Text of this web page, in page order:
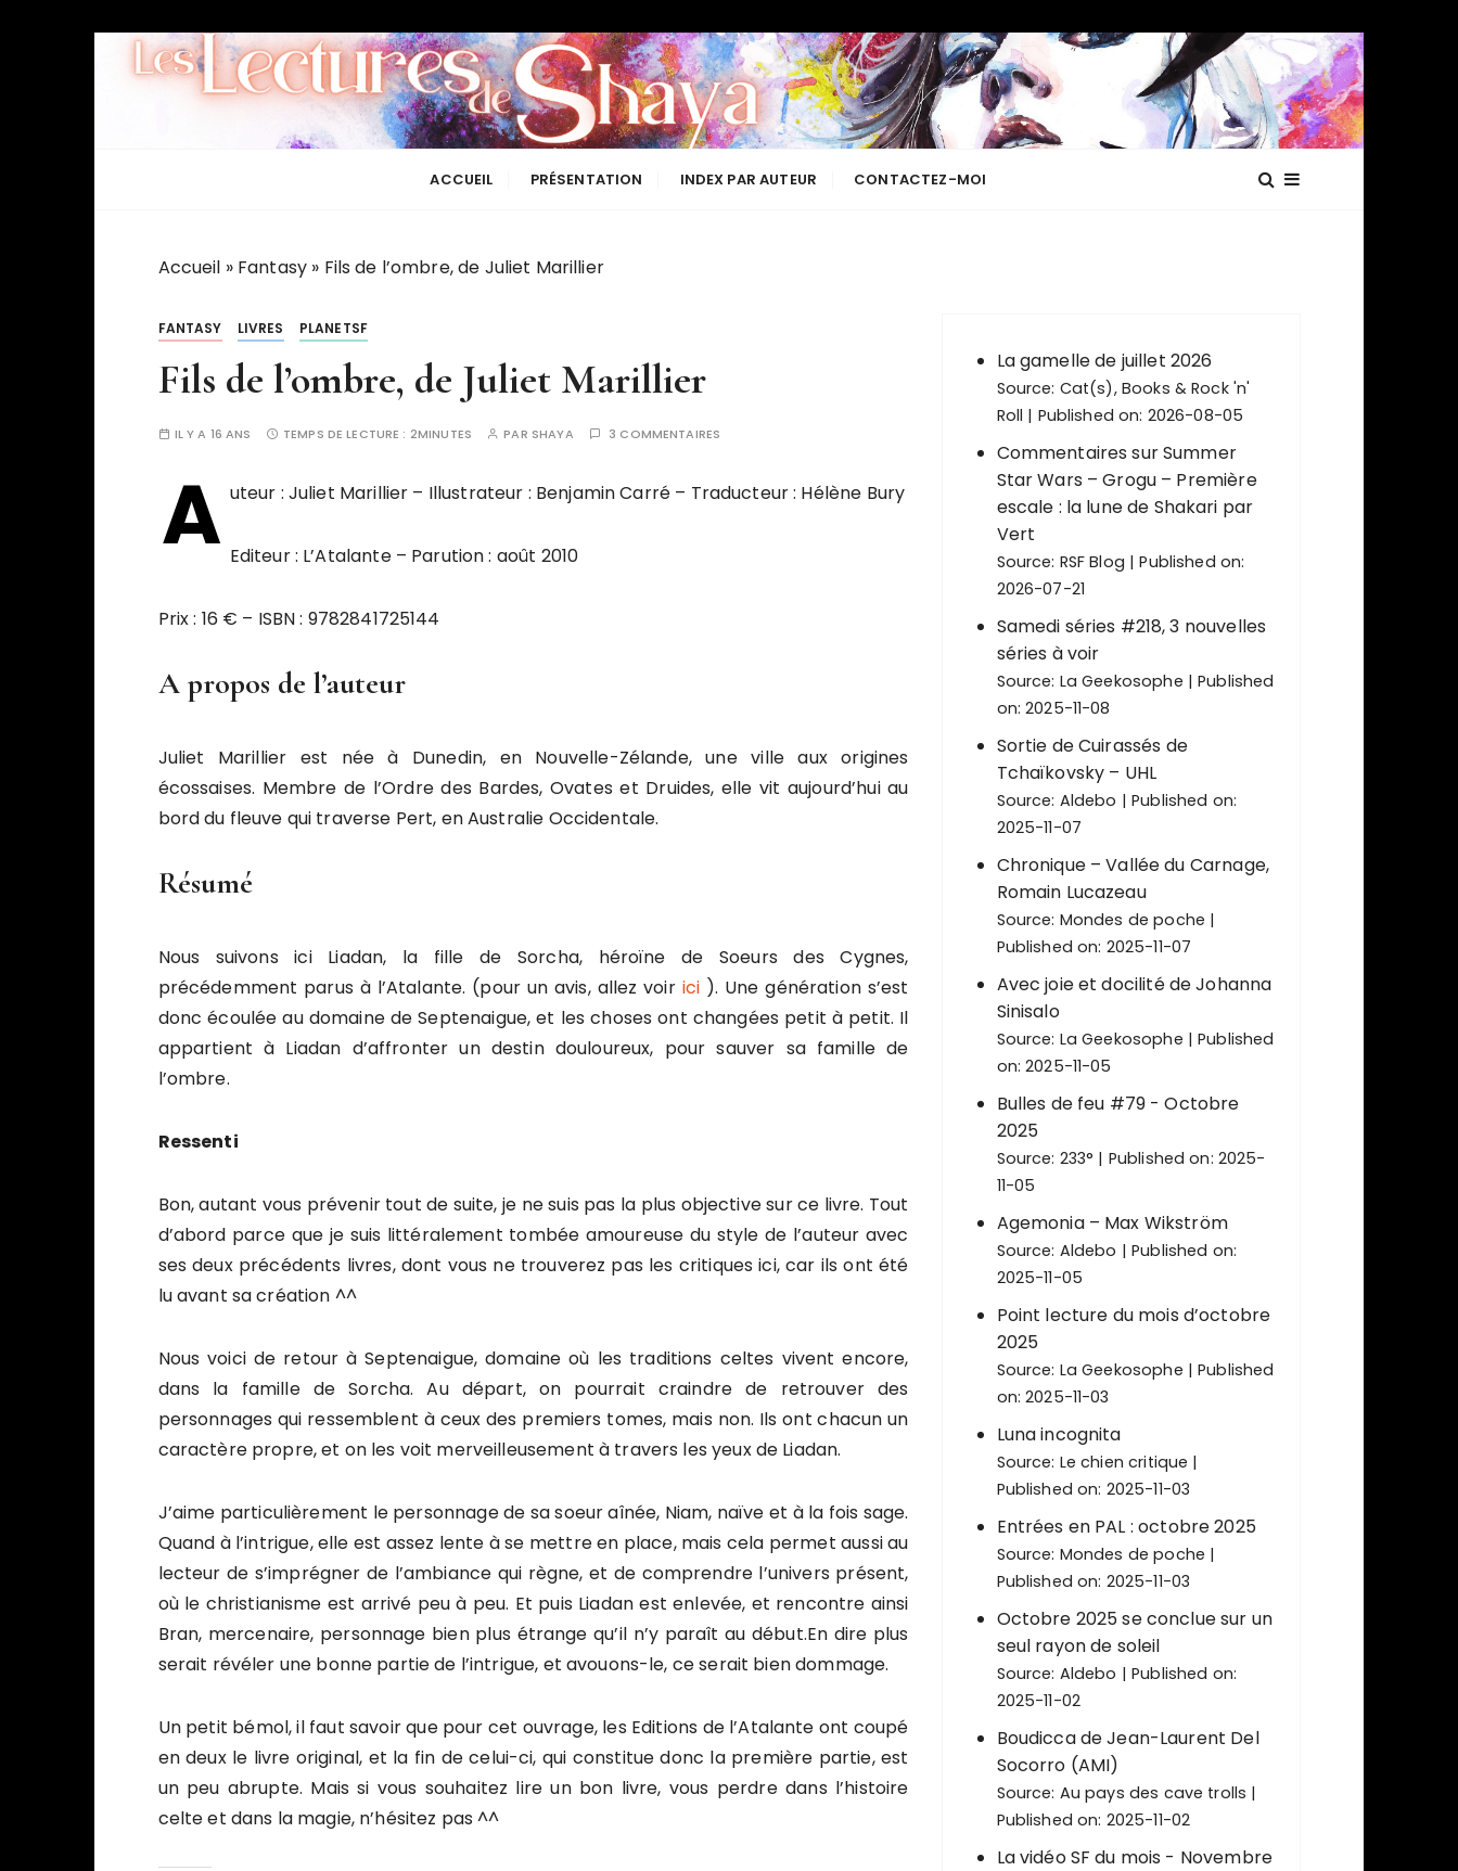
Les lectures de Shaya
ACCUEIL PRÉSENTATION INDEX PAR AUTEUR CONTACTEZ-MOI
Accueil » Fantasy » Fils de l’ombre, de Juliet Marillier
FANTASY LIVRES PLANETSF
Fils de l’ombre, de Juliet Marillier
IL Y A 16 ANS TEMPS DE LECTURE : 2MINUTES PAR SHAYA 3 COMMENTAIRES
A uteur : Juliet Marillier – Illustrateur : Benjamin Carré – Traducteur : Hélène Bury
Editeur : L’Atalante – Parution : août 2010
Prix : 16 € – ISBN : 9782841725144
A propos de l’auteur
Juliet Marillier est née à Dunedin, en Nouvelle-Zélande, une ville aux origines
écossaises. Membre de l’Ordre des Bardes, Ovates et Druides, elle vit aujourd’hui au
bord du fleuve qui traverse Pert, en Australie Occidentale.
Résumé
Nous suivons ici Liadan, la fille de Sorcha, héroïne de Soeurs des Cygnes,
précédemment parus à l’Atalante. (pour un avis, allez voirici ). Une génération s’est
donc écoulée au domaine de Septenaigue, et les choses ont changées petit à petit. Il
appartient à Liadan d’affronter un destin douloureux, pour sauver sa famille de
l’ombre.
Ressenti
Bon, autant vous prévenir tout de suite, je ne suis pas la plus objective sur ce livre. Tout
d’abord parce que je suis littéralement tombée amoureuse du style de l’auteur avec
ses deux précédents livres, dont vous ne trouverez pas les critiques ici, car ils ont été
lu avant sa création ^^
Nous voici de retour à Septenaigue, domaine où les traditions celtes vivent encore,
dans la famille de Sorcha. Au départ, on pourrait craindre de retrouver des
personnages qui ressemblent à ceux des premiers tomes, mais non. Ils ont chacun un
caractère propre, et on les voit merveilleusement à travers les yeux de Liadan.
J’aime particulièrement le personnage de sa soeur aînée, Niam, naïve et à la fois sage.
Quand à l’intrigue, elle est assez lente à se mettre en place, mais cela permet aussi au
lecteur de s’imprégner de l’ambiance qui règne, et de comprendre l’univers présent,
où le christianisme est arrivé peu à peu. Et puis Liadan est enlevée, et rencontre ainsi
Bran, mercenaire, personnage bien plus étrange qu’il n’y paraît au début.En dire plus
serait révéler une bonne partie de l’intrigue, et avouons-le, ce serait bien dommage.
Un petit bémol, il faut savoir que pour cet ouvrage, les Editions de l’Atalante ont coupé
en deux le livre original, et la fin de celui-ci, qui constitue donc la première partie, est
un peu abrupte. Mais si vous souhaitez lire un bon livre, vous perdre dans l’histoire
celte et dans la magie, n’hésitez pas ^^
La gamelle de juillet 2026
Source: Cat(s), Books & Rock 'n'
Roll
Published on: 2026-08-05
Commentaires sur Summer
Star Wars – Grogu – Première
escale : la lune de Shakari par
Vert
Source: RSF Blog
Published on:
2026-07-21
Samedi séries #218, 3 nouvelles
séries à voir
Source: La Geekosophe
Published
on: 2025-11-08
Sortie de Cuirassés de
Tchaïkovsky – UHL
Source: Aldebo
Published on:
2025-11-07
Chronique – Vallée du Carnage,
Romain Lucazeau
Source: Mondes de poche
Published on: 2025-11-07
Avec joie et docilité de Johanna
Sinisalo
Source: La Geekosophe
Published
on: 2025-11-05
Bulles de feu #79 - Octobre
2025
Source: 233°
Published on: 2025-
11-05
Agemonia – Max Wikström
Source: Aldebo
Published on:
2025-11-05
Point lecture du mois d’octobre
2025
Source: La Geekosophe
Published
on: 2025-11-03
Luna incognita
Source: Le chien critique
Published on: 2025-11-03
Entrées en PAL : octobre 2025
Source: Mondes de poche
Published on: 2025-11-03
Octobre 2025 se conclue sur un
seul rayon de soleil
Source: Aldebo
Published on:
2025-11-02
Boudicca de Jean-Laurent Del
Socorro (AMI)
Source: Au pays des cave trolls
Published on: 2025-11-02
La vidéo SF du mois - Novembre